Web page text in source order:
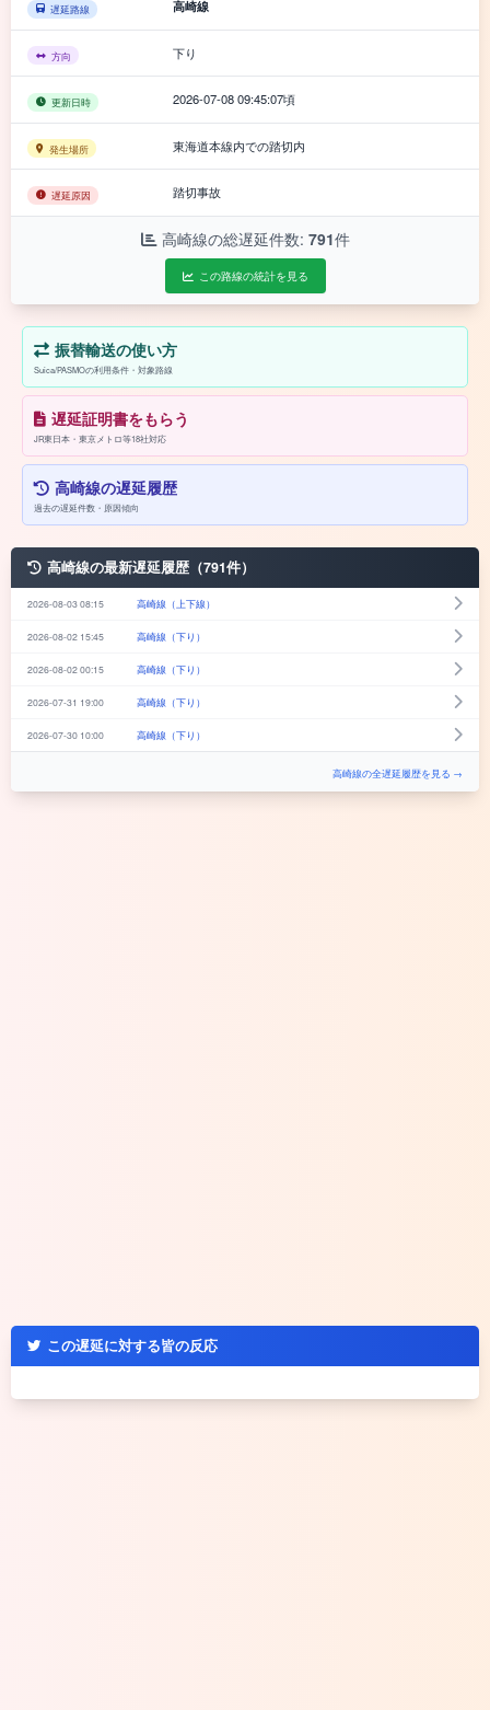
遅延路線 高崎線
方向 下り
更新日時 2026-07-08 09:45:07頃
発生場所 東海道本線内での踏切内
遅延原因 踏切事故
高崎線の総遅延件数: 791件
この路線の統計を見る
振替輸送の使い方
Suica/PASMOの利用条件・対象路線
遅延証明書をもらう
JR東日本・東京メトロ等18社対応
高崎線の遅延履歴
過去の遅延件数・原因傾向
高崎線の最新遅延履歴（791件）
2026-08-03 08:15 高崎線（上下線）
2026-08-02 15:45 高崎線（下り）
2026-08-02 00:15 高崎線（下り）
2026-07-31 19:00 高崎線（下り）
2026-07-30 10:00 高崎線（下り）
高崎線の全遅延履歴を見る →
この遅延に対する皆の反応